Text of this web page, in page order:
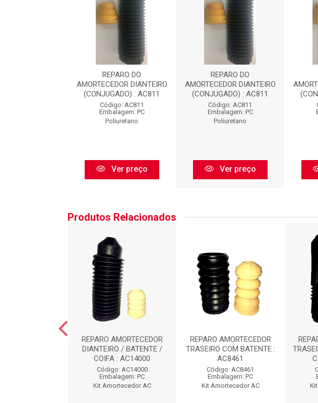
REPARO DO
AMORTECEDOR DIANTEIRO
(CONJUGADO) : AC811
Código: AC811
Embalagem: PC
Poliuretano
Ver preço
REPARO DO
AMORTECEDOR DIANTEIRO
(CONJUGADO) : AC811
Código: AC811
Embalagem: PC
Poliuretano
Ver preço
Produtos Relacionados
REPARO AMORTECEDOR
DIANTEIRO / BATENTE /
COIFA : AC14000
Código: AC14000
Embalagem: PC
Kit Amortecedor AC
REPARO AMORTECEDOR
TRASEIRO COM BATENTE :
AC8461
Código: AC8461
Embalagem: PC
Kit Amortecedor AC